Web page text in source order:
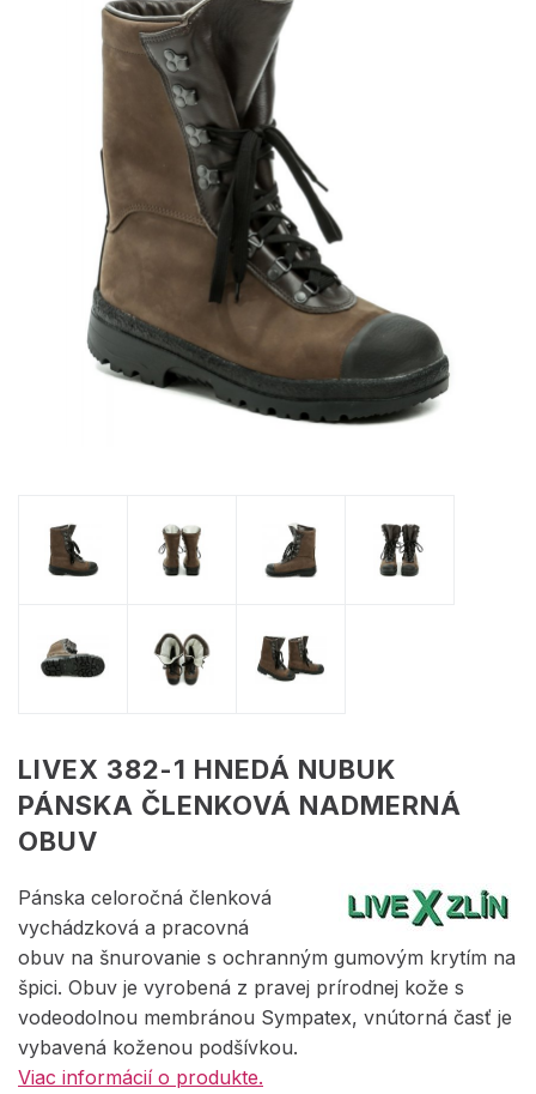
LIVEX 382-1 HNEDÁ NUBUK
PÁNSKA ČLENKOVÁ NADMERNÁ
OBUV
Pánska celoročná členková
vychádzková a pracovná
obuv na šnurovanie s ochranným gumovým krytím na
špici. Obuv je vyrobená z pravej prírodnej kože s
vodeodolnou membránou Sympatex, vnútorná časť je
vybavená koženou podšívkou.
Viac informácií o produkte.